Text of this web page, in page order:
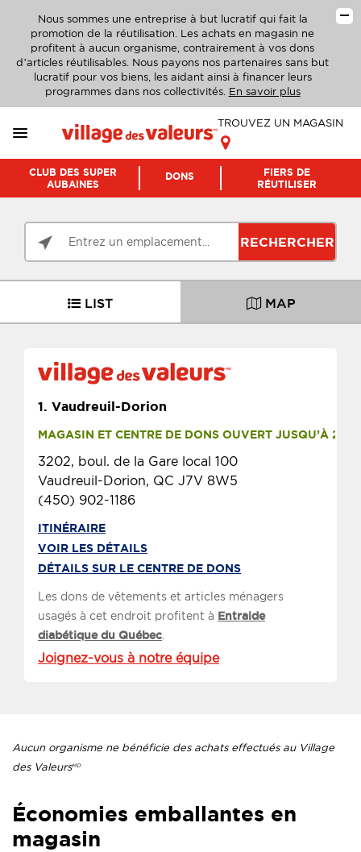
Nous sommes une entreprise à but lucratif qui fait la
promotion de la réutilisation. Les achats en magasin ne
profitent à aucun organisme, contrairement à vos dons
d’articles réutilisables. Nous payons nos partenaires sans but
lucratif pour vos biens, les aidant ainsi à financer leurs
programmes dans nos collectivités. En savoir plus
TROUVEZ UN MAGASIN
CLUB DES SUPER
AUBAINES
DONS
FIERS DE
RÉUTILISER
RECHERCHER
LIST MAP
1. Vaudreuil-Dorion
MAGASIN ET CENTRE DE DONS OUVERT JUSQU’À 21 H
3202, boul. de la Gare local 100
Vaudreuil-Dorion, QC J7V 8W5
(450) 902-1186
ITINÉRAIRE
VOIR LES DÉTAILS
DÉTAILS SUR LE CENTRE DE DONS
Les dons de vêtements et articles ménagers
usagés à cet endroit profitent à Entraide
diabétique du Québec.
Joignez-vous à notre équipe
Aucun organisme ne bénéficie des achats effectués au Village
des ValeursMD.
Économies emballantes en
magasin